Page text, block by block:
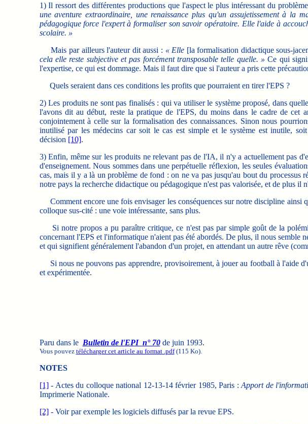
1) Il ressort des différentes productions que l'aspect le plus intéressant du
une aventure extraordinaire, une renaissance plus qu'un assujetissement à
pédagogique force l'expert à formaliser son savoir opératoire. Elle l'aide à
scolaire. »
Mais par ailleurs l'auteur dit aussi : « Elle [la formalisation didactique sous-
cela elle reste subjective et pas forcément transposable telle quelle. » Ce qui
l'expertise, ce qui est dommage. Mais il faut dire que si l'auteur a pris cette
Quels seraient dans ces conditions les profits que pourraient en tirer l'EPS ?
2) Les produits ne sont pas finalisés : qui va utiliser le système proposé, dans
l'avons dit au début, reste la pratique de l'EPS, du moins dans le cadre de
conjointement à celle sur la formalisation des connaissances. Sinon nous
inutilisé par les médecins car soit le cas est simple et le système est inutile,
décision [10].
3) Enfin, même sur les produits ne relevant pas de l'IA, il n'y a actuellement pas
d'enseignement. Nous sommes dans une perpétuelle réflexion, les seules
cas, mais il y a là un problème de fond : on ne va pas jusqu'au bout du
notre pays la recherche didactique ou pédagogique n'est pas valorisée, et de plus il
Comment encore une fois envisager les conséquences sur notre discipline ainsi
colloque sus-cité : une voie intéressante, sans plus.
Si notre propos a pu paraître critique, ce n'est pas par simple goût de la
concernant l'EPS et l'informatique n'aient pas été abordés. De plus, il nous semble
et qui signifient généralement l'abandon d'un projet, en attendant un autre rêve
Si nous ne pouvons pas apprendre, provisoirement, à jouer au football à l'aide
et expérimentée.
Paru dans le Bulletin de l'EPI n° 70 de juin 1993.
Vous pouvez télécharger cet article au format .pdf(115 Ko).
NOTES
[1]- Actes du colloque national 12-13-14 février 1985, Paris :Apport de
Imprimerie Nationale.
[2]- Voir par exemple les logiciels diffusés par la revue EPS.